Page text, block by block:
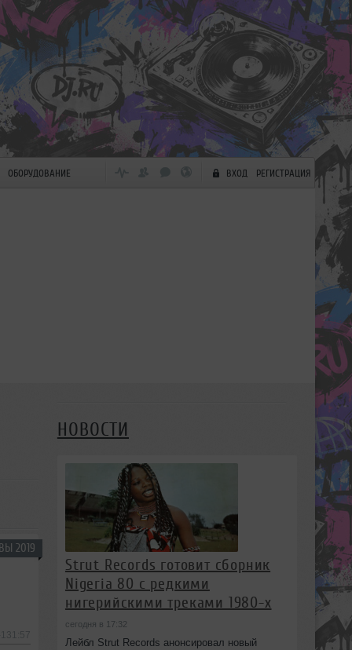
ОБОРУДОВАНИЕ ВХОД РЕГИСТРАЦИЯ
2019
НОВОСТИ
Strut Records готовит сборник
Nigeria 80 с редкими
нигерийскими треками 1980-х
сегодня в 17:32
Лейбл Strut Records анонсировал новый